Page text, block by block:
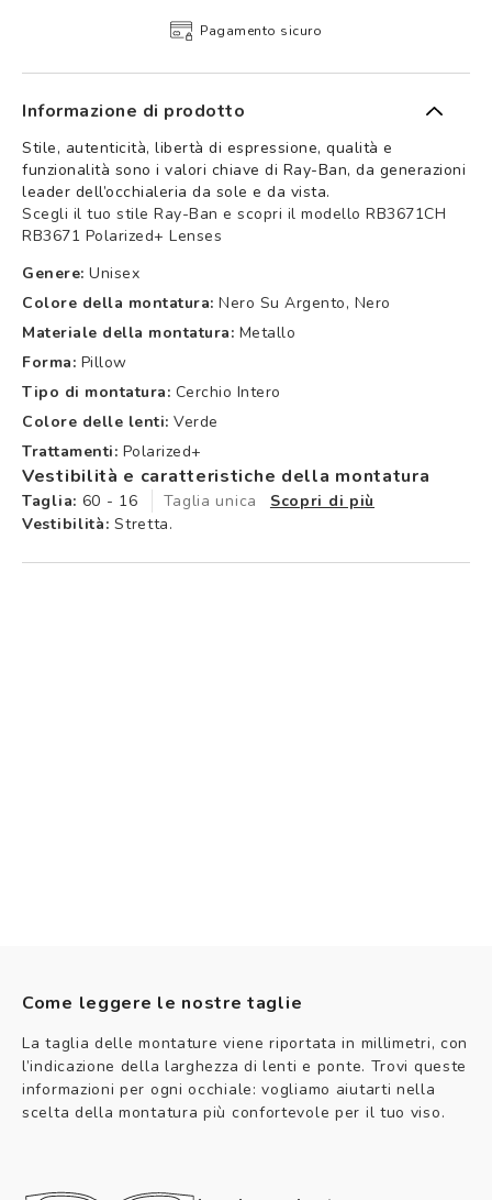
Pagamento sicuro
Informazione di prodotto
Stile, autenticità, libertà di espressione, qualità e
funzionalità sono i valori chiave di Ray-Ban, da generazioni
leader dell’occhialeria da sole e da vista.
Scegli il tuo stile Ray-Ban e scopri il modello RB3671CH
RB3671 Polarized+ Lenses
Genere: Unisex
Colore della montatura: Nero Su Argento, Nero
Materiale della montatura: Metallo
Forma: Pillow
Tipo di montatura: Cerchio Intero
Colore delle lenti: Verde
Trattamenti: Polarized+
Vestibilità e caratteristiche della montatura
Taglia: 60 - 16 Taglia unica
Scopri di più
Vestibilità: Stretta.
Come leggere le nostre taglie
La taglia delle montature viene riportata in millimetri, con
l’indicazione della larghezza di lenti e ponte. Trovi queste
informazioni per ogni occhiale: vogliamo aiutarti nella
scelta della montatura più confortevole per il tuo viso.